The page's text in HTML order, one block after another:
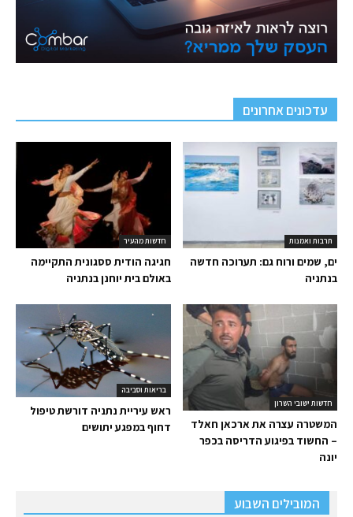
עדכונים אחרונים
חדשות מהעיר
חגיגה הודית ססגונית התקיימה
באולם בית יוחנן בנתניה
תרבות ואמנות
ים, שמים ורוח גם: תערוכה חדשה
בנתניה
בריאות וסביבה
ראש עיריית נתניה דורשת טיפול
דחוף במפגע יתושים
חדשות ישובי השרון
המשטרה עצרה את ארכאן חאלד
– החשוד בפיגוע הדריסה בכפר
יונה
המובילים השבוע